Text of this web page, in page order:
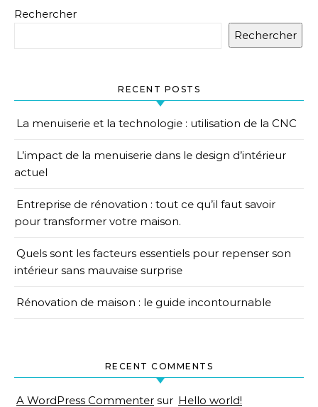
Rechercher
Rechercher
RECENT POSTS
La menuiserie et la technologie : utilisation de la CNC
L’impact de la menuiserie dans le design d’intérieur
actuel
Entreprise de rénovation : tout ce qu’il faut savoir
pour transformer votre maison.
Quels sont les facteurs essentiels pour repenser son
intérieur sans mauvaise surprise
Rénovation de maison : le guide incontournable
RECENT COMMENTS
A WordPress Commenter sur Hello world!